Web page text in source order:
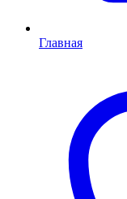
Главная